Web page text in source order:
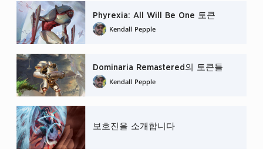
Phyrexia: All Will Be One 토큰
Kendall Pepple
Dominaria Remastered의 토큰들
Kendall Pepple
보호진을 소개합니다